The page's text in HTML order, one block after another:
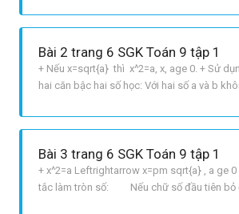
sqrt{121} có căn bậc hai số học là 11
Bài 2 trang 6 SGK Toán 9 tập 1
+ Nếu x=sqrt{a} thì x^2=a, x, age 0. + Sử
hai căn bậc hai số học: Với hai số a và b
có: left{ matrix{{2^2} = 4 hfill cr {left {sqrt 3 }
Bài 3 trang 6 SGK Toán 9 tập 1
+ x^2=a Leftrightarrow x=pm sqrt{a} , a ge
tắc làm tròn số: Nếu chữ số đầu tiên bỏ